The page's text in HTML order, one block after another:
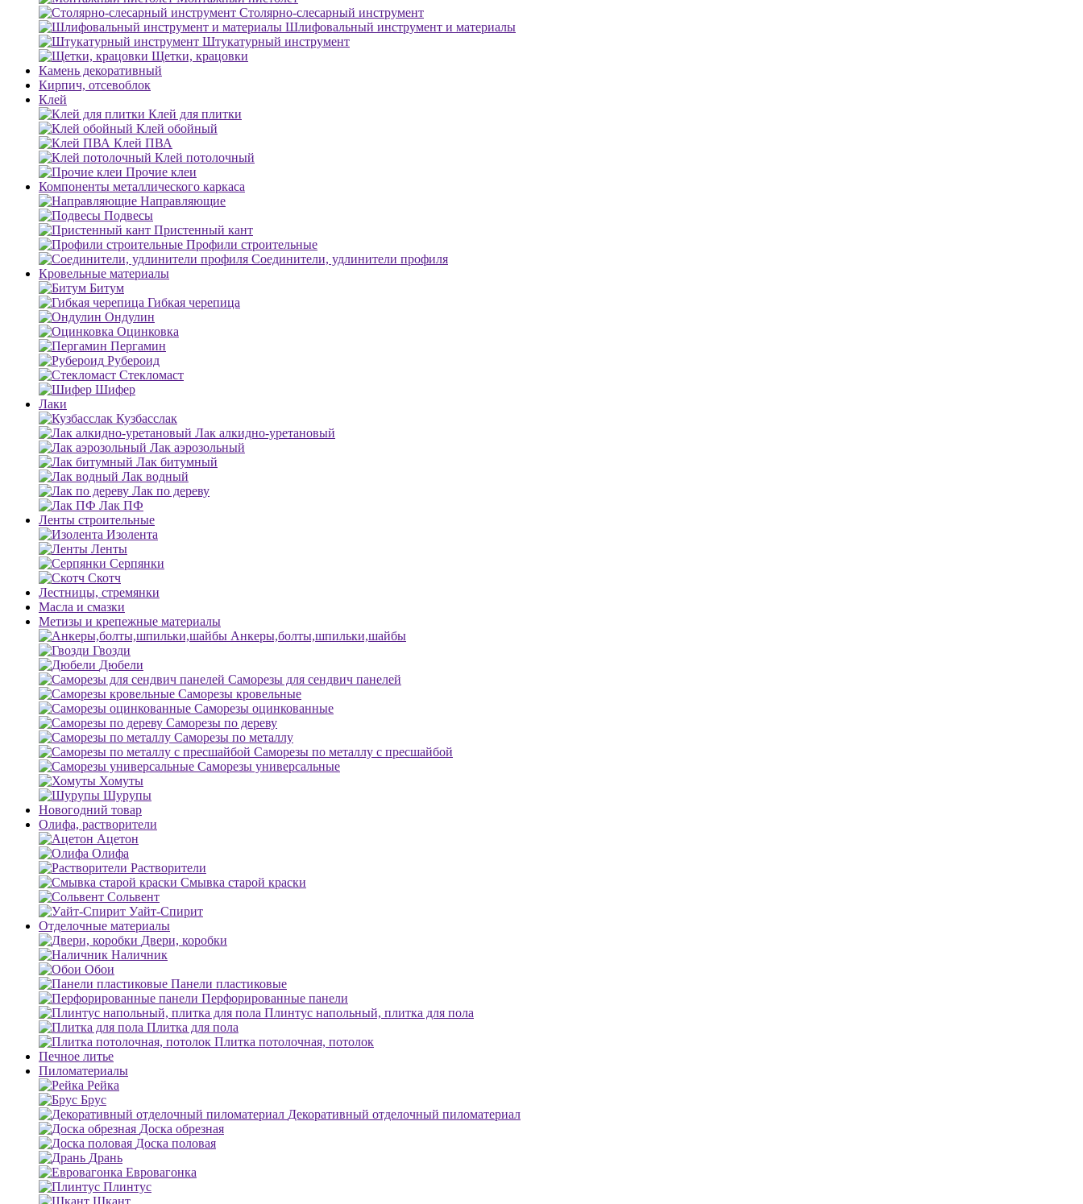
Столярно-слесарный инструмент
Шлифовальный инструмент и материалы
Штукатурный инструмент
Щетки, крацовки
Камень декоративный
Кирпич, отсевоблок
Клей
Клей для плитки
Клей обойный
Клей ПВА
Клей потолочный
Прочие клеи
Компоненты металлического каркаса
Направляющие
Подвесы
Пристенный кант
Профили строительные
Соединители, удлинители профиля
Кровельные материалы
Битум
Гибкая черепица
Ондулин
Оцинковка
Пергамин
Рубероид
Стекломаст
Шифер
Лаки
Кузбасслак
Лак алкидно-уретановый
Лак аэрозольный
Лак битумный
Лак водный
Лак по дереву
Лак ПФ
Ленты строительные
Изолента
Ленты
Серпянки
Скотч
Лестницы, стремянки
Масла и смазки
Метизы и крепежные материалы
Анкеры,болты,шпильки,шайбы
Гвозди
Дюбели
Саморезы для сендвич панелей
Саморезы кровельные
Саморезы оцинкованные
Саморезы по дереву
Саморезы по металлу
Саморезы по металлу с пресшайбой
Саморезы универсальные
Хомуты
Шурупы
Новогодний товар
Олифа, растворители
Ацетон
Олифа
Растворители
Смывка старой краски
Сольвент
Уайт-Спирит
Отделочные материалы
Двери, коробки
Наличник
Обои
Панели пластиковые
Перфорированные панели
Плинтус напольный, плитка для пола
Плитка для пола
Плитка потолочная, потолок
Печное литье
Пиломатериалы
Рейка
Брус
Декоративный отделочный пиломатериал
Доска обрезная
Доска половая
Дрань
Евровагонка
Плинтус
Шкант